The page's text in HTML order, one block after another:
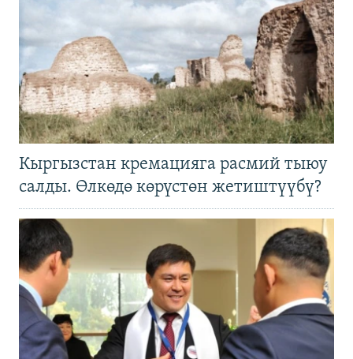
Кыргызстан кремацияга расмий тыюу
салды. Өлкөдө көрүстөн жетиштүүбү?